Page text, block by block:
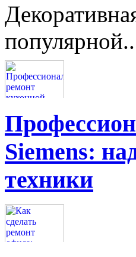
Siemens:
техники